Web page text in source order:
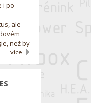
i po
ale
než by
více